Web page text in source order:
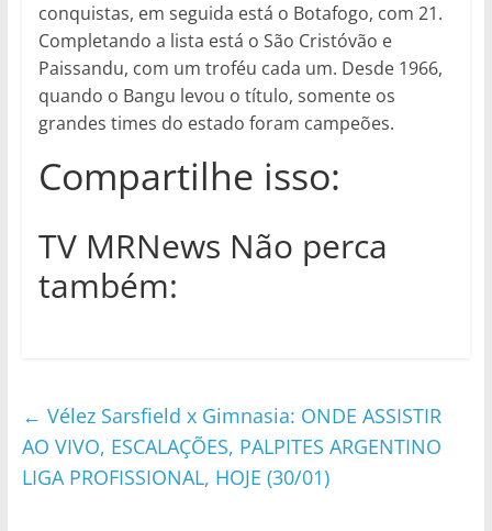
conquistas, em seguida está o Botafogo, com 21.
Completando a lista está o São Cristóvão e
Paissandu, com um troféu cada um. Desde 1966,
quando o Bangu levou o título, somente os
grandes times do estado foram campeões.
Compartilhe isso:
TV MRNews Não perca
também:
← Vélez Sarsfield x Gimnasia: ONDE ASSISTIR
AO VIVO, ESCALAÇÕES, PALPITES ARGENTINO
LIGA PROFISSIONAL, HOJE (30/01)